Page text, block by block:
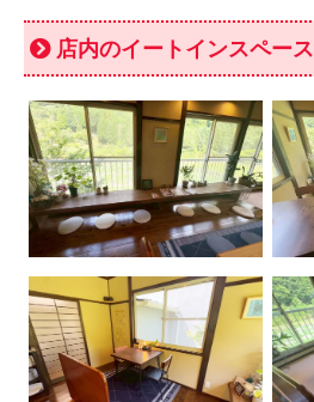
店内のイートインスペース